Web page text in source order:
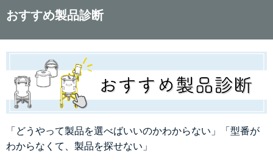
おすすめ製品診断
「どうやって製品を選べばいいのかわからない」「型番が
わからなくて、製品を探せない」